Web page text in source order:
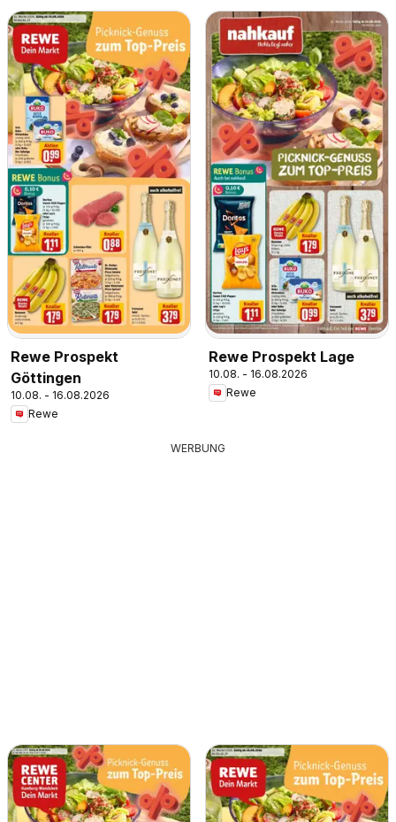
Rewe Prospekt
Göttingen
10.08. - 16.08.2026
Rewe
Rewe Prospekt Lage
10.08. - 16.08.2026
Rewe
WERBUNG